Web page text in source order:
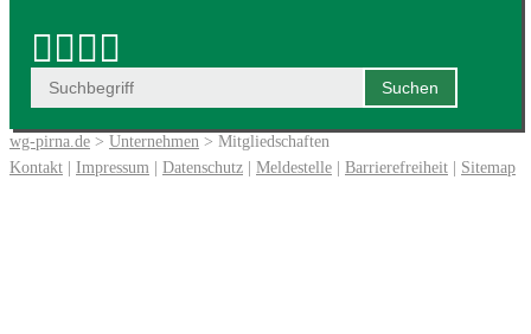
wg-pirna.de > Unternehmen > Mitgliedschaften
Kontakt
Impressum Datenschutz Meldestelle Barrierefreiheit Sitemap